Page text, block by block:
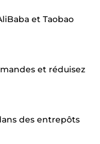
et Taobao
et réduisez
des entrepôts